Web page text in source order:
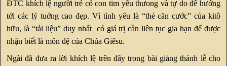
ĐTC khích lệ người trẻ có con tim yêu thưong và tự do để hướng
tới các lý tuởng cao đẹp. Vì tình yêu là “thẻ căn cước” của kitô
hữu, là “tải liệu” duy nhất có giá trị cần liên tục gia hạn để được
nhận biết là môn đệ của Chúa Giêsu.
Ngài đã đưa ra lời khích lệ trên đây trong bài giảng thánh lễ cho